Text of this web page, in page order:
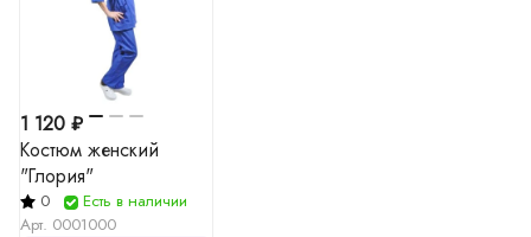
1 120 ₽
Костюм женский
"Глория"
0
Есть в наличии
Арт. 0001000